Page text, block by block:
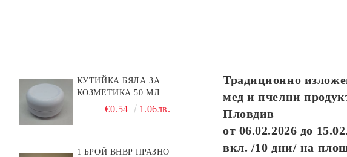
КУТИЙКА БЯЛА ЗА
КОЗМЕТИКА 50 МЛ
€0.54 1.06лв.
1 БРОЙ BHBP ПРАЗНО
Традиционно
мед и пчелни
Пловдив
от 06.02.2026 до
вкл. /10 дни/ на